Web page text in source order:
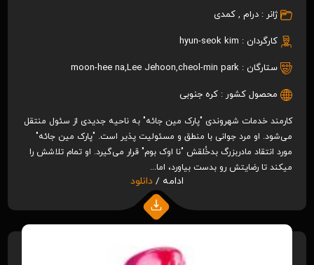
ژانر : درام ,کمدی
کارگردان : hyun-seok kim
ستارگان : moon-hee na,Lee Jehoon,cheol-min park
محصول کشور : کره جنوبی
کارمند خدمات شهروندی "پارک مین جائه" به ناحیه جدیدی از سئول منتقل
می‌شود. او مرد جوانی با منطق و مسئولیت پذیر است. "پارک مین جائه"
مورد انتقاد مادربزرگ بدخُلقش "نا اوک بوم" قرار می‌گیرد. او تمام تلاشش را
میکند تا رضایتش رو بدست بیاورد، اما...
ادامه / دانلود